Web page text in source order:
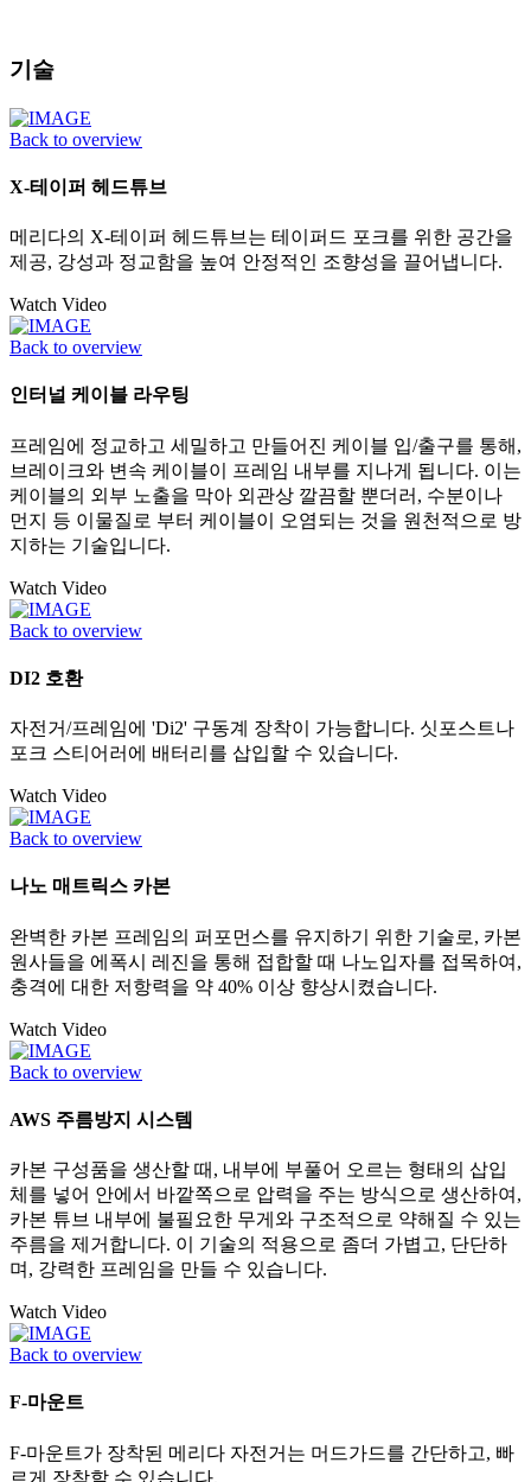
기술
Back to overview
X-테이퍼 헤드튜브
메리다의 X-테이퍼 헤드튜브는 테이퍼드 포크를 위한 공간을
제공, 강성과 정교함을 높여 안정적인 조향성을 끌어냅니다.
Watch Video
Back to overview
인터널 케이블 라우팅
프레임에 정교하고 세밀하고 만들어진 케이블 입/출구를 통해,
브레이크와 변속 케이블이 프레임 내부를 지나게 됩니다. 이는
케이블의 외부 노출을 막아 외관상 깔끔할 뿐더러, 수분이나
먼지 등 이물질로 부터 케이블이 오염되는 것을 원천적으로 방
지하는 기술입니다.
Watch Video
Back to overview
DI2 호환
자전거/프레임에 'Di2' 구동계 장착이 가능합니다. 싯포스트나
포크 스티어러에 배터리를 삽입할 수 있습니다.
Watch Video
Back to overview
나노 매트릭스 카본
완벽한 카본 프레임의 퍼포먼스를 유지하기 위한 기술로, 카본
원사들을 에폭시 레진을 통해 접합할 때 나노입자를 접목하여,
충격에 대한 저항력을 약 40% 이상 향상시켰습니다.
Watch Video
Back to overview
AWS 주름방지 시스템
카본 구성품을 생산할 때, 내부에 부풀어 오르는 형태의 삽입
체를 넣어 안에서 바깥쪽으로 압력을 주는 방식으로 생산하여,
카본 튜브 내부에 불필요한 무게와 구조적으로 약해질 수 있는
주름을 제거합니다. 이 기술의 적용으로 좀더 가볍고, 단단하
며, 강력한 프레임을 만들 수 있습니다.
Watch Video
Back to overview
F-마운트
F-마운트가 장착된 메리다 자전거는 머드가드를 간단하고, 빠
르게 장착할 수 있습니다.